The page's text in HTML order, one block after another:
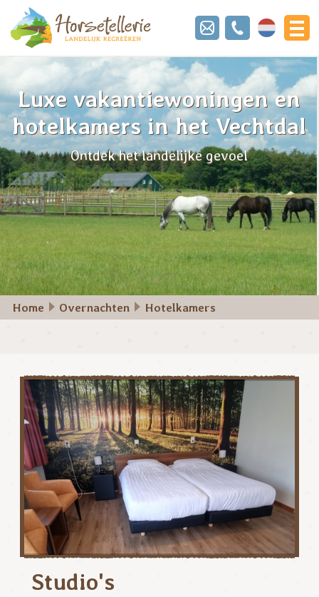
Luxe vakantiewoningen en
hotelkamers in het Vechtdal
Ontdek het landelijke gevoel
Home Overnachten Hotelkamers
Studio's